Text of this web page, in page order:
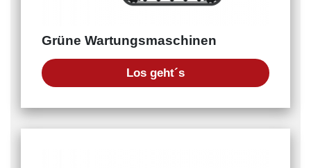
Grüne Wartungsmaschinen
Los geht´s